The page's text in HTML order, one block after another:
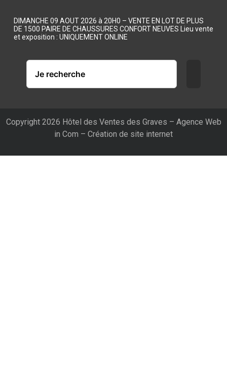
DIMANCHE 09 AOUT 2026 à 20H0 – VENTE EN LOT DE PLUS
DE 1500 PAIRE DE CHAUSSURES CONFORT NEUVES Lieu vente
et exposition : UNIQUEMENT ONLINE
Copyright 2026 Hôtel des Ventes des Graves – Agence Web
in Com – Création de site internet